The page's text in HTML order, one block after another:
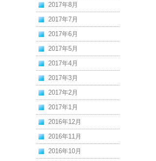
2017年8月
2017年7月
2017年6月
2017年5月
2017年4月
2017年3月
2017年2月
2017年1月
2016年12月
2016年11月
2016年10月